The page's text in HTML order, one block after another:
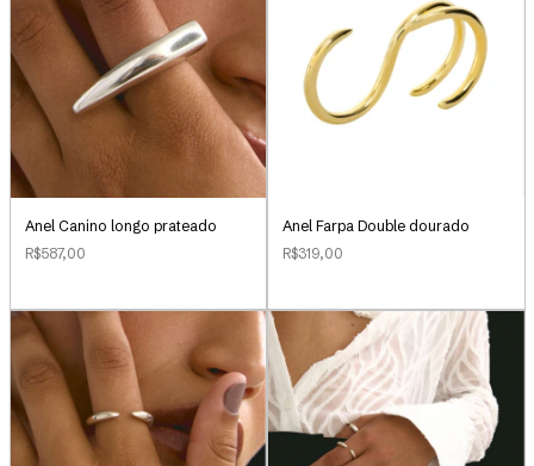
Anel Canino longo prateado
R$587,00
Anel Farpa Double dourado
R$319,00